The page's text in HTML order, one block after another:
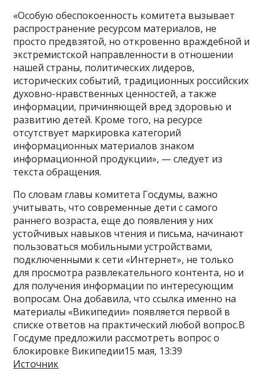
«Особую обеспокоенность комитета вызывает
распространение ресурсом материалов, не
просто предвзятой, но откровенно враждебной и
экстремистской направленности в отношении
нашей страны, политических лидеров,
исторических событий, традиционных российских
духовно-нравственных ценностей, а также
информации, причиняющей вред здоровью и
развитию детей. Кроме того, на ресурсе
отсутствует маркировка категорий
информационных материалов знаком
информационной продукции», — следует из
текста обращения.
По словам главы комитета Госдумы, важно
учитывать, что современные дети с самого
раннего возраста, еще до появления у них
устойчивых навыков чтения и письма, начинают
пользоваться мобильными устройствами,
подключенными к сети «Интернет», не только
для просмотра развлекательного контента, но и
для получения информации по интересующим
вопросам. Она добавила, что ссылка именно на
материалы «Википедии» появляется первой в
списке ответов на практический любой вопрос.В
Госдуме предложили рассмотреть вопрос о
блокировке Википедии15 мая, 13:39
Источник